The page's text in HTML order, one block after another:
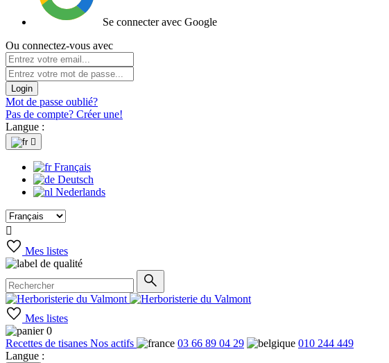
Se connecter avec Google
Ou connectez-vous avec
Login
Mot de passe oublié?
Pas de compte? Créer une!
Langue :

Français
Deutsch
Nederlands

Mes listes
Mes listes
0
Recettes de tisanes Nos actifs 03 66 89 04 29
010 244 449
Langue :